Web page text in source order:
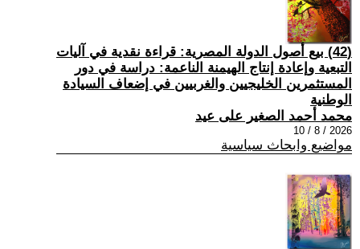
(42) بيع أصول الدولة المصرية: قراءة نقدية في آليات
التبعية وإعادة إنتاج الهيمنة الناعمة: دراسة في دور
المستثمرين الخليجيين والغربيين في إضعاف السيادة
الوطنية
محمد أحمد الصغير على عيد
2026 / 8 / 10
مواضيع وابحاث سياسية